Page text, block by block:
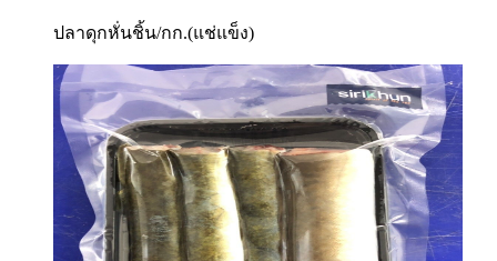
ปลาดุกหั่นชิ้น/กก.(แช่แข็ง)